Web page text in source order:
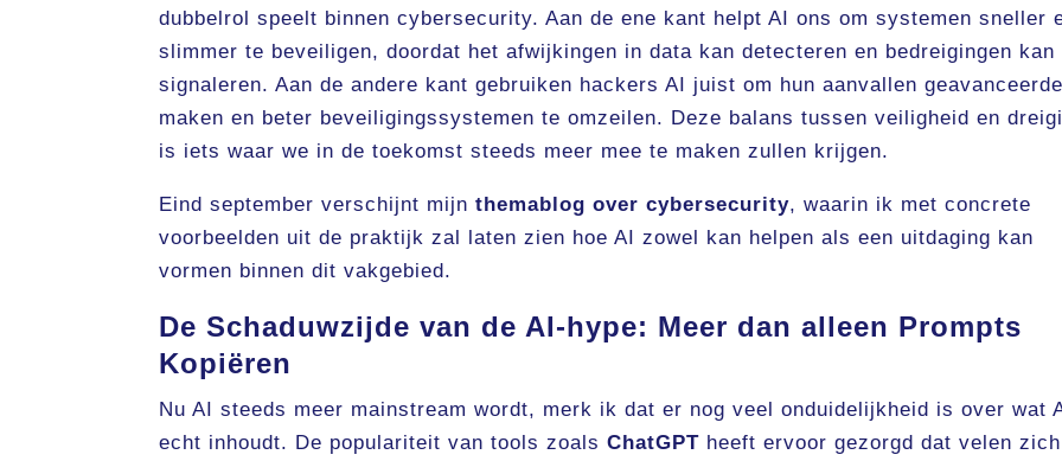
dubbelrol speelt binnen cybersecurity. Aan de ene kant helpt AI ons om systemen sneller
slimmer te beveiligen, doordat het afwijkingen in data kan detecteren en bedreigingen kan
signaleren. Aan de andere kant gebruiken hackers AI juist om hun aanvallen
maken en beter beveiligingssystemen te omzeilen. Deze balans tussen veiligheid en
is iets waar we in de toekomst steeds meer mee te maken zullen krijgen.
Eind september verschijnt mijnthemablog over cybersecurity, waarin ik met concrete
voorbeelden uit de praktijk zal laten zien hoe AI zowel kan helpen als een uitdaging kan
vormen binnen dit vakgebied.
De Schaduwzijde van de AI-hype: Meer dan alleen Prompts
Kopiëren
Nu AI steeds meer mainstream wordt, merk ik dat er nog veel onduidelijkheid is over wat
echt inhoudt. De populariteit van tools zoalsChatGPT heeft ervoor gezorgd dat velen zich